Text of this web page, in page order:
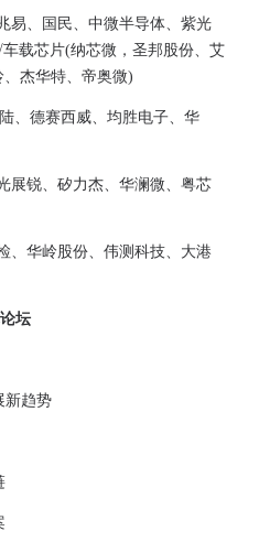
易、国民、中微半导体、紫光
载芯片(纳芯微，圣邦股份、艾
杰华特、帝奥微)
、德赛西威、均胜电子、华
展锐、矽力杰、华澜微、粤芯
、华岭股份、伟测科技、大港
坛
新趋势